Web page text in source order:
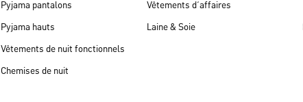
Pyjama pantalons
Pyjama hauts
Vêtements de nuit fonctionnels
Chemises de nuit
Vêtements d´affaires
Laine & Soie